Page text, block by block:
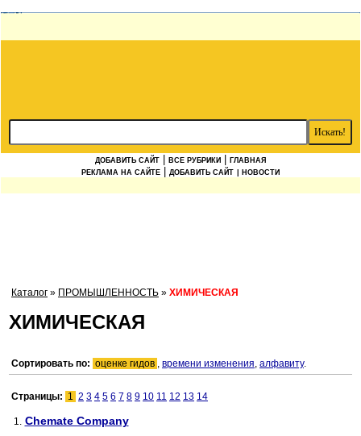
ДОБАВИТЬ САЙТ ВСЕ РУБРИКИ
ГЛАВНАЯ
РЕКЛАМА НА САЙТЕ
ДОБАВИТЬ САЙТ | НОВОСТИ
Каталог » ПРОМЫШЛЕННОСТЬ » ХИМИЧЕСКАЯ
ХИМИЧЕСКАЯ
Сортировать по: оценке гидов , времени изменения, алфавиту.
Страницы: 1 2 3 4 5 6 7 8 9 10 11 12 13 14
1. Chemate Company